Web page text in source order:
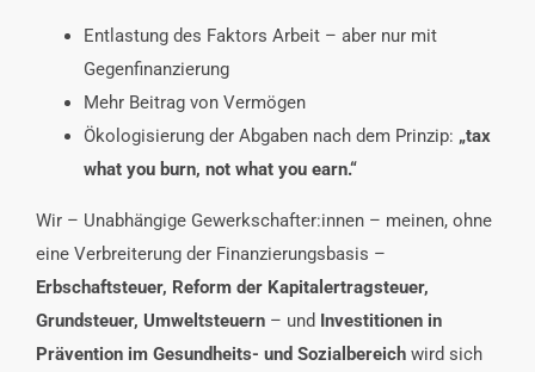
Entlastung des Faktors Arbeit – aber nur mit
Gegenfinanzierung
Mehr Beitrag von Vermögen
Ökologisierung der Abgaben nach dem Prinzip: „tax
what you burn, not what you earn.“
Wir – Unabhängige Gewerkschafter:innen – meinen, ohne
eine Verbreiterung der Finanzierungsbasis –
Erbschaftsteuer, Reform der Kapitalertragsteuer,
Grundsteuer, Umweltsteuern – und Investitionen in
Prävention im Gesundheits- und Sozialbereich wird sich